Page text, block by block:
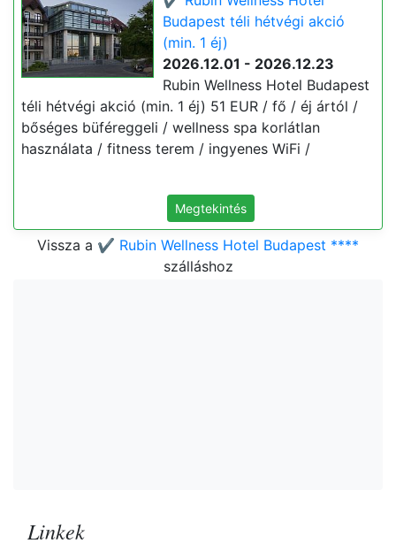
Budapest téli hétvégi akció
(min. 1 éj)
2026.12.01 - 2026.12.23
Rubin Wellness Hotel Budapest
téli hétvégi akció (min. 1 éj) 51 EUR / fő / éj ártól /
bőséges büféreggeli / wellness spa korlátlan
használata / fitness terem / ingyenes WiFi /
Megtekintés
Vissza a ✔️ Rubin Wellness Hotel Budapest ****
szálláshoz
Linkek